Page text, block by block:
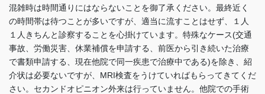
混雑時は時間通りにはならないことを御了承ください。最終近く
の時間帯は待つことが多いですが、適当に流すことはせず、１人
１人きちんと診察することを心掛けています。特殊なケース(交通
事故、労働災害、休業補償を申請する、前医から引き続いた治療
で書類申請する、現在他院で同一疾患で治療中である)を除き、紹
介状は必要ないですが、MRI検査をうけていればもらってきてくだ
さい。セカンドオピニオン外来は行っていません。他院での手術